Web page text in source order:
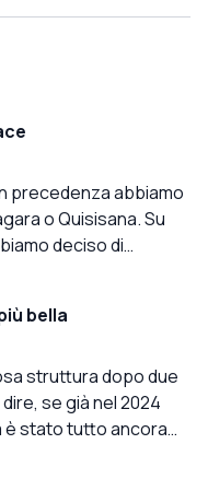
precedenza abbiamo
o Quisisana. Su
deciso di
eppure
principali vie di
mozzafiato.
con cura, con
bella
struttura dopo due
se già nel 2024
è stato tutto ancora